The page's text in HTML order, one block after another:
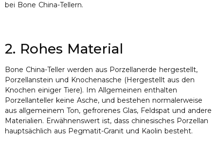
bei Bone China-Tellern.
2. Rohes Material
Bone China-Teller werden aus Porzellanerde hergestellt,
Porzellanstein und Knochenasche (Hergestellt aus den
Knochen einiger Tiere). Im Allgemeinen enthalten
Porzellanteller keine Asche, und bestehen normalerweise
aus allgemeinem Ton, gefrorenes Glas, Feldspat und andere
Materialien. Erwähnenswert ist, dass chinesisches Porzellan
hauptsächlich aus Pegmatit-Granit und Kaolin besteht.